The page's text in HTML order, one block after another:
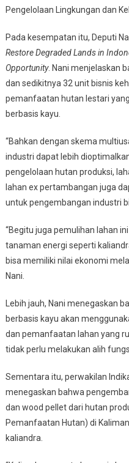
Pengelolaan Lingkungan dan
Pada kesempatan itu, Deputi
Restore Degraded Lands in
Opportunity. Nani menjelaskan
dan sedikitnya 32 unit bisnis
pemanfaatan hutan lestari
berbasis kayu.
“Bahkan dengan skema
industri dapat lebih
pengelolaan hutan produksi,
lahan ex pertambangan juga
untuk pengembangan industri
“Begitu juga pemulihan lahan
tanaman energi seperti
bisa memiliki nilai ekonomi
Nani.
Lebih jauh, Nani menegaskan
berbasis kayu akan
dan pemanfaatan lahan yang
tidak perlu melakukan alih
Sementara itu, perwakilan
menegaskan bahwa
dan wood pellet dari hutan
Pemanfaatan Hutan) di
kaliandra.